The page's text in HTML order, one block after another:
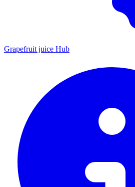
Grapefruit juice Hub